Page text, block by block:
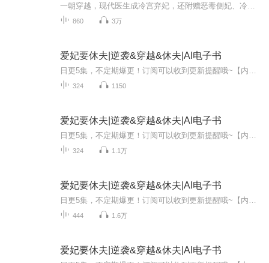
860 3万
爱妃要休夫|逆袭&穿越&休夫|AI电子书
324 1150
爱妃要休夫|逆袭&穿越&休夫|AI电子书
324 1.1万
爱妃要休夫|逆袭&穿越&休夫|AI电子书
444 1.6万
爱妃要休夫|逆袭&穿越&休夫|AI电子书